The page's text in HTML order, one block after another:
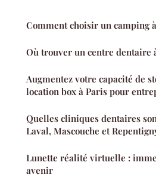
Comment choisir un camping
Où trouver un centre dentaire
Augmentez votre capacité de
location box à Paris pour
Quelles cliniques dentaires
Laval, Mascouche et
Lunette réalité virtuelle :
avenir